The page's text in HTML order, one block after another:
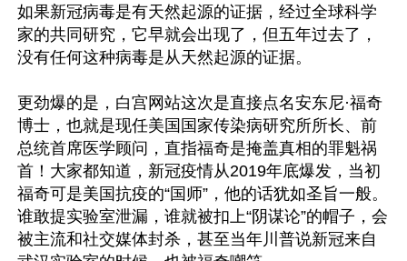
如果新冠病毒是有天然起源的证据，经过全球科学
家的共同研究，它早就会出现了，但五年过去了，
没有任何这种病毒是从天然起源的证据。
更劲爆的是，白宫网站这次是直接点名安东尼·福奇
博士，也就是现任美国国家传染病研究所所长、前
总统首席医学顾问，直指福奇是掩盖真相的罪魁祸
首！大家都知道，新冠疫情从2019年底爆发，当初
福奇可是美国抗疫的“国师”，他的话犹如圣旨一般。
谁敢提实验室泄漏，谁就被扣上“阴谋论”的帽子，会
被主流和社交媒体封杀，甚至当年川普说新冠来自